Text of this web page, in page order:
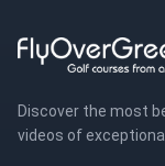
Discover the most
videos of